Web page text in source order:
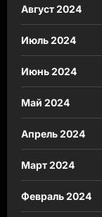
Август 2024
Июль 2024
Июнь 2024
Май 2024
Апрель 2024
Март 2024
Февраль 2024